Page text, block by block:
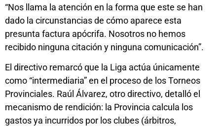
“Nos llama la atención en la forma que este se han
dado la circunstancias de cómo aparece esta
presunta factura apócrifa. Nosotros no hemos
recibido ninguna citación y ninguna comunicación”.
El directivo remarcó que la Liga actúa únicamente
como “intermediaria” en el proceso de los Torneos
Provinciales. Raúl Álvarez, otro directivo, detalló el
mecanismo de rendición: la Provincia calcula los
gastos ya incurridos por los clubes (árbitros,